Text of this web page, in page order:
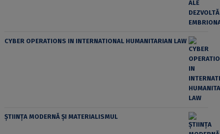
CYBER OPERATIONS IN INTERNATIONAL HUMANITARIAN LAW
ȘTIINȚA MODERNĂ ȘI MATERIALISMUL